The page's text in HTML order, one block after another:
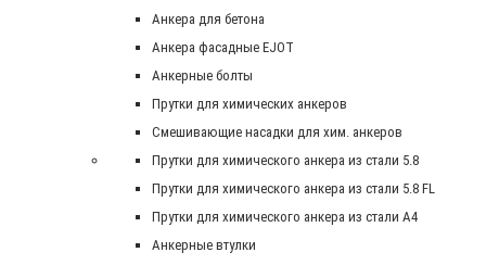
Анкера для бетона
Анкера фасадные EJOT
Анкерные болты
Прутки для химических анкеров
Смешивающие насадки для хим. анкеров
Прутки для химического анкера из стали 5.8
Прутки для химического анкера из стали 5.8 FL
Прутки для химического анкера из стали А4
Анкерные втулки